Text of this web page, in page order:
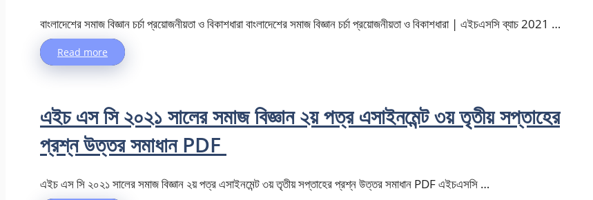
বাংলাদেশের সমাজ বিজ্ঞান চর্চা প্রয়োজনীয়তা ও বিকাশধারা বাংলাদেশের সমাজ বিজ্ঞান চর্চা প্রয়োজনীয়তা ও বিকাশধারা | এইচএসসি ব্যাচ 2021 …
Read more
এইচ এস সি ২০২১ সালের সমাজ বিজ্ঞান ২য় পত্র এসাইনমেন্ট ৩য় তৃতীয় সপ্তাহের
প্রশ্ন উত্তর সমাধান PDF
এইচ এস সি ২০২১ সালের সমাজ বিজ্ঞান ২য় পত্র এসাইনমেন্ট ৩য় তৃতীয় সপ্তাহের প্রশ্ন উত্তর সমাধান PDF এইচএসসি …